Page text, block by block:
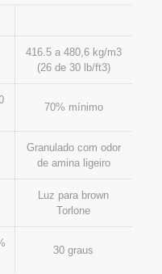
416.5 a 480,6 kg/m3
(26 de 30 lb/ft3)
70% mínimo
Granulado com odor
de amina ligeiro
Luz para brown
Torlone
30 graus